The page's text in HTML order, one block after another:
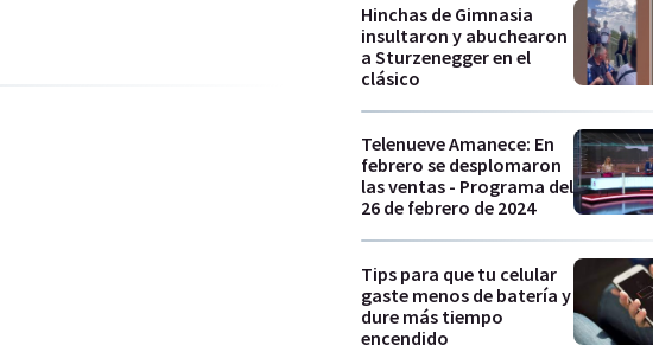
Hinchas de Gimnasia
insultaron y abuchearon
a Sturzenegger en el
clásico
Telenueve Amanece: En
febrero se desplomaron
las ventas - Programa del
26 de febrero de 2024
Tips para que tu celular
gaste menos de batería y
dure más tiempo
encendido